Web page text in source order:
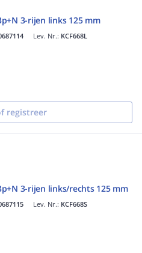
3-rijen links 125 mm
Lev. Nr.: KCF668L
registreer
3-rijen links/rechts 125 mm
Lev. Nr.: KCF668S